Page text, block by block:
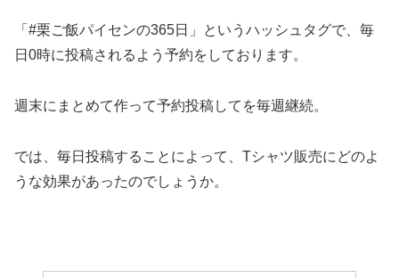
「#栗ご飯パイセンの365日」というハッシュタグで、毎
日0時に投稿されるよう予約をしております。
週末にまとめて作って予約投稿してを毎週継続。
では、毎日投稿することによって、Tシャツ販売にどのよ
うな効果があったのでしょうか。